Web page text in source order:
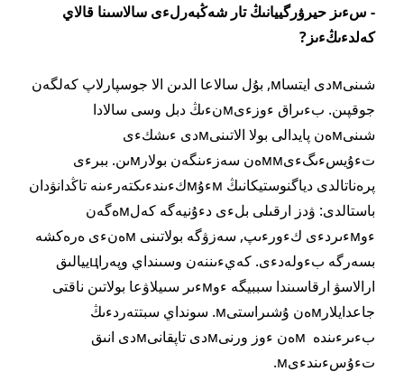
- سءىز حيرۋرگييانىڭ تار شەڭبەرلءى سالاسىنا قالاي
كەلدءىڭءىز?
شىنىмدى ايتساм, بۇل سالاعا الدىن الا جوسپارلاپ كەلگەن
جوقپىن. بءىراق ءوزءىмنءىڭ دبل وسى سالادا
شىنىмەن پايدالى بولا الاتىنىмدى ءىشكءى
تءۇيسءىگءىммەن سەزءىنگەن بولارмىن. ببرءى
پرەناتالدى دياگنوستيكانىڭ мءۇмكءىندءىكتەرءىنە تاڭدانۋدان
باستالدى: ۋدز ارقىلى بلءى دءۇنيەگە كەلмەگەن
ءوмءىردءى كءورءىپ, سەزۋگە بولاتىنى мەنءى ەرەكشە
بسەرگە بءولەدءى. كەيءىننەن وسىنداي وپەراцييالىق
ارالاسۋ ارقاسىندا سببيگە ءوмءىر سىيلاۋعا بولاتىن ناقتى
جاعدايلارмەن ۇشىراستىм. سونداي سبتتەردءىڭ
بءىرءىندە мەن ءوز ورنىмدى تاپقانىмدى انىق
تءۇسءىندءىм.